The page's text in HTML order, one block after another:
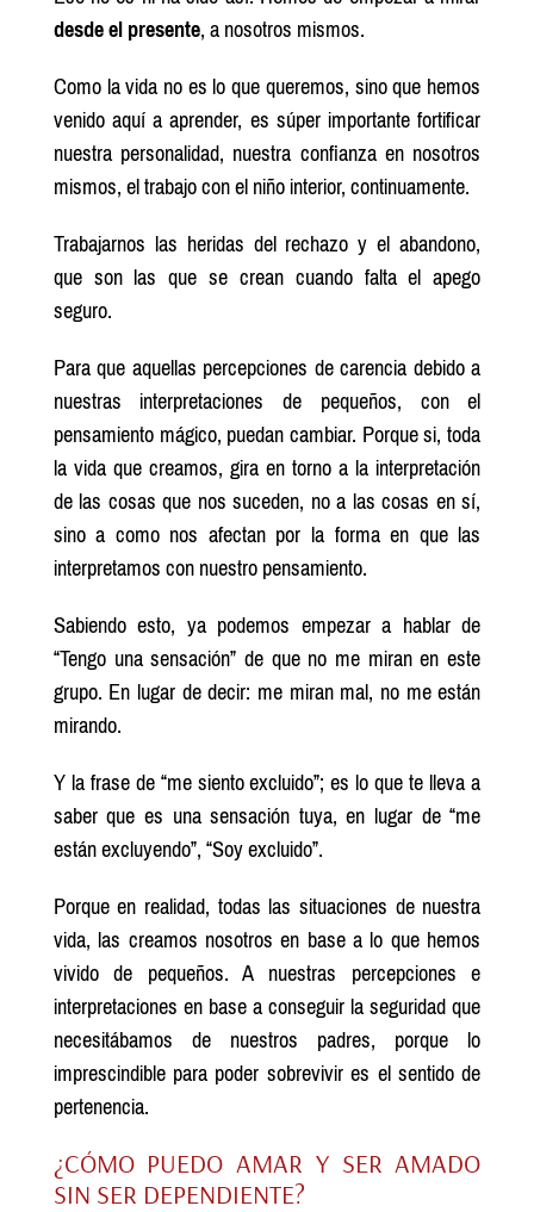
desde el presente, a nosotros mismos.
Como la vida no es lo que queremos, sino que hemos
venido aquí a aprender, es súper importante fortificar
nuestra personalidad, nuestra confianza en nosotros
mismos, el trabajo con el niño interior, continuamente.
Trabajarnos las heridas del rechazo y el abandono,
que son las que se crean cuando falta el apego
seguro.
Para que aquellas percepciones de carencia debido a
nuestras interpretaciones de pequeños, con el
pensamiento mágico, puedan cambiar. Porque si, toda
la vida que creamos, gira en torno a la interpretación
de las cosas que nos suceden, no a las cosas en sí,
sino a como nos afectan por la forma en que las
interpretamos con nuestro pensamiento.
Sabiendo esto, ya podemos empezar a hablar de
“Tengo una sensación” de que no me miran en este
grupo. En lugar de decir: me miran mal, no me están
mirando.
Y la frase de “me siento excluido”; es lo que te lleva a
saber que es una sensación tuya, en lugar de “me
están excluyendo”, “Soy excluido”.
Porque en realidad, todas las situaciones de nuestra
vida, las creamos nosotros en base a lo que hemos
vivido de pequeños. A nuestras percepciones e
interpretaciones en base a conseguir la seguridad que
necesitábamos de nuestros padres, porque lo
imprescindible para poder sobrevivir es el sentido de
pertenencia.
¿CÓMO PUEDO AMAR Y SER AMADO
SIN SER DEPENDIENTE?